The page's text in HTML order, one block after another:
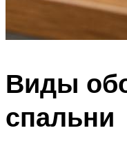
Виды
спальни